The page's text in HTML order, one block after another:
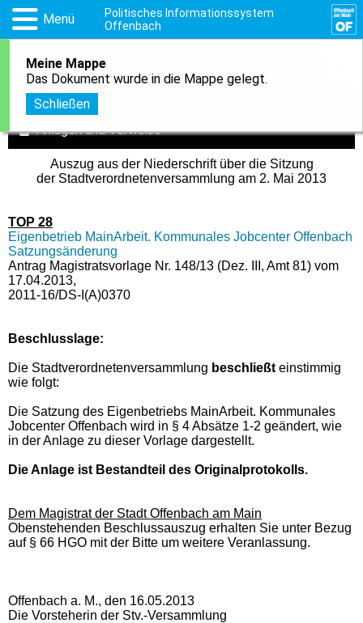
Menü
Politisches Informationssystem
Offenbach
Meine Mappe
Das Dokument wurde in die Mappe gelegt.
Schließen
In meine Mappe aufnehmen
Druckansicht
Anlagen und Verweise
Auszug aus der Niederschrift über die Sitzung
der Stadtverordnetenversammlung am 2. Mai 2013
TOP 28
Eigenbetrieb MainArbeit. Kommunales Jobcenter Offenbach
Satzungsänderung
Antrag Magistratsvorlage Nr. 148/13 (Dez. III, Amt 81) vom
17.04.2013,
2011-16/DS-I(A)0370
Beschlusslage:
Die Stadtverordnetenversammlung beschließt einstimmig
wie folgt:
Die Satzung des Eigenbetriebs MainArbeit. Kommunales
Jobcenter Offenbach wird in § 4 Absätze 1-2 geändert, wie
in der Anlage zu dieser Vorlage dargestellt.
Die Anlage ist Bestandteil des Originalprotokolls.
Dem Magistrat der Stadt Offenbach am Main
Obenstehenden Beschlussauszug erhalten Sie unter Bezug
auf § 66 HGO mit der Bitte um weitere Veranlassung.
Offenbach a. M., den 16.05.2013
Die Vorsteherin der Stv.-Versammlung